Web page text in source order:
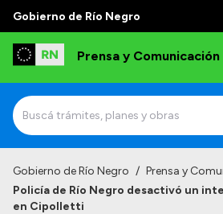
Gobierno de Río Negro
Prensa y Comunicación
Institucional
Gobierno de Río Negro / Prensa y
Policía de Río Negro desactivó un
en Cipolletti